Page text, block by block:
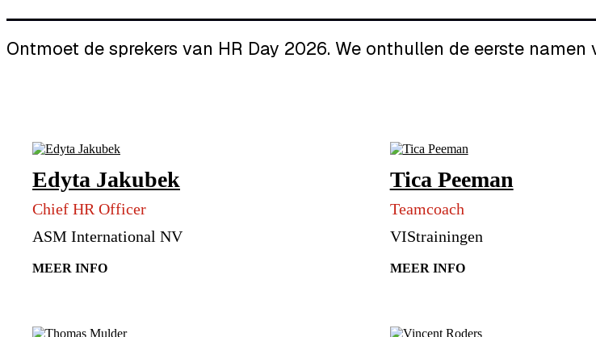
Ontmoet de sprekers van HR Day 2026. We onthullen de eerste
Edyta Jakubek
Chief HR Officer
ASM International NV
MEER INFO
Tica Peeman
Teamcoach
VIStrainingen
MEER INFO